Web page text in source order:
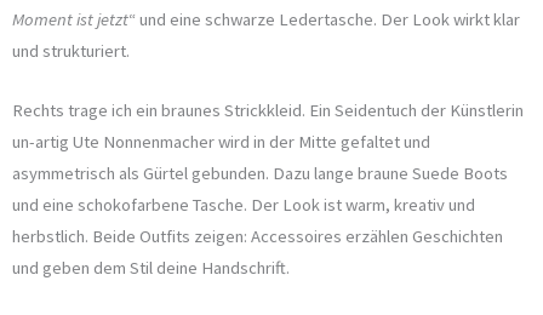
Moment ist jetzt“ und eine schwarze Ledertasche. Der Look wirkt klar
und strukturiert.
Rechts trage ich ein braunes Strickkleid. Ein Seidentuch der Künstlerin
un-artig Ute Nonnenmacher wird in der Mitte gefaltet und
asymmetrisch als Gürtel gebunden. Dazu lange braune Suede Boots
und eine schokofarbene Tasche. Der Look ist warm, kreativ und
herbstlich. Beide Outfits zeigen: Accessoires erzählen Geschichten
und geben dem Stil deine Handschrift.